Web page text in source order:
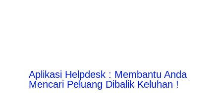
Aplikasi Helpdesk : Membantu Anda
Mencari Peluang Dibalik Keluhan !